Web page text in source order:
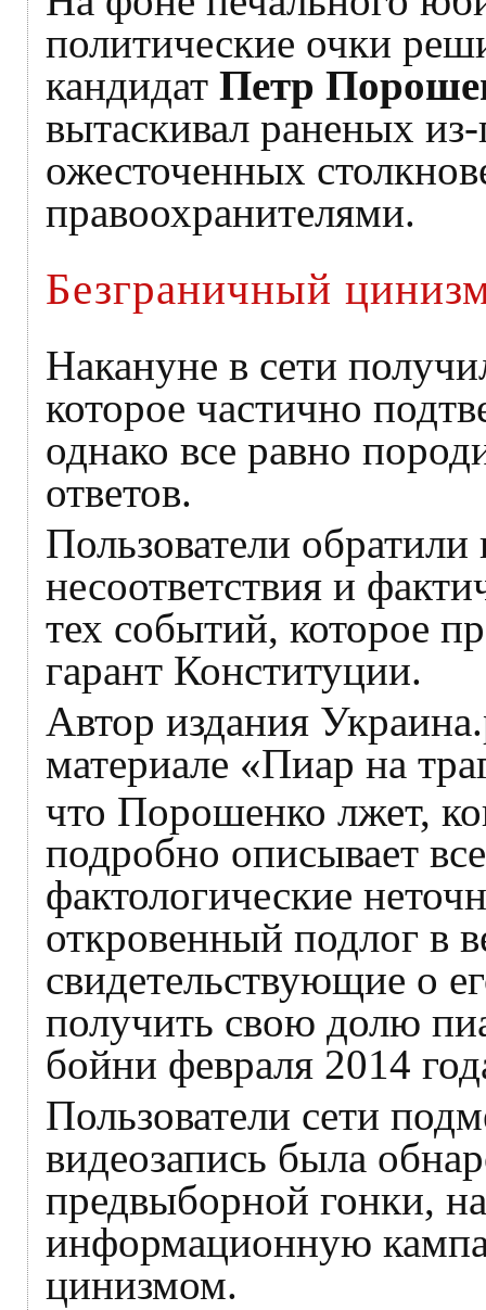
политические очки
кандидат Петр
вытаскивал раненых
ожесточенных
правоохранителями.
Безграничный
Накануне в сети
которое частично
однако все равно
ответов.
Пользователи
несоответствия и
тех событий, которое
гарант Конституции.
Автор издания
материале «Пиар на
что Порошенко лжет,
подробно описывает
фактологические
откровенный подлог в
свидетельствующие о
получить свою долю
бойни февраля 2014
Пользователи сети
видеозапись была
предвыборной гонки,
информационную
цинизмом.